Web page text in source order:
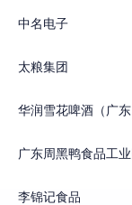
中名电子
太粮集团
华润雪花啤酒（广东
广东周黑鸭食品工业
李锦记食品